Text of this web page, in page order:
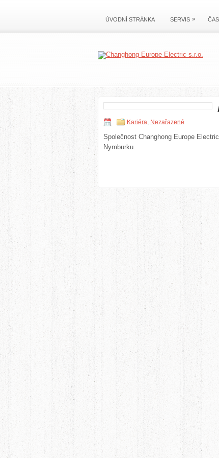
ÚVODNÍ STRÁNKA SERVIS »
Kariéra, Nezařazené
Společnost Changhong Europe
Nymburku.